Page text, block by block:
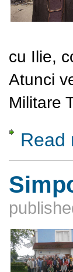
cu Ilie,
Atunci
Militare
Read